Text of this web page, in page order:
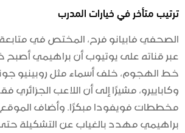
ترتيب متأخر في خيارات المدرب
الصحفي فابيانو فرح، المختص في
عبر قناته على يوتيوب أن براهيمي أصبح
خط الهجوم، خلف أسماء مثل روبينيو
وكاباييرو، مشيرًا إلى أن اللاعب
مخططات فويفودا مبكرًا. وأضاف الموقع
براهيمي مهدد بالغياب عن التشكيلة